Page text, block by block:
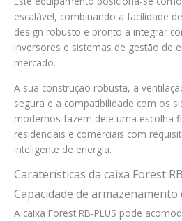
escalável, combinando a facilidade
design robusto e pronto a integrar
inversores e sistemas de gestão de
mercado.
A sua construção robusta, a
segura e a compatibilidade com os
modernos fazem dele uma escolha
residenciais e comerciais com
inteligente de energia.
Caraterísticas da caixa Forest
Capacidade de armazenamento
A caixa Forest RB-PLUS pode